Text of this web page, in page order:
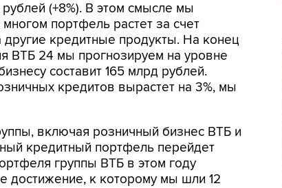
(+8%). В этом смысле мы
портфель растет за счет
другие кредитные продукты. На конец
ВТБ 24 мы прогнозируем на уровне
составит 165 млрд рублей.
кредитов вырастет на 3%, мы
включая розничный бизнес ВТБ и
кредитный портфель перейдет
группы ВТБ в этом году
достижение, к которому мы шли 12